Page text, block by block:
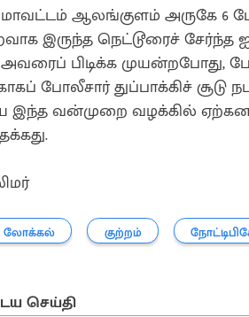
ஆலங்குளம் அருகே 6
இருந்த நெட்டூரைச் சேர்ந்த
அவரைப் பிடிக்க முயன்றபோது,
போலீசார் துப்பாக்கிச்
இந்த வன்முறை வழக்கில்
லோக்கல் குற்றம்
செய்தி